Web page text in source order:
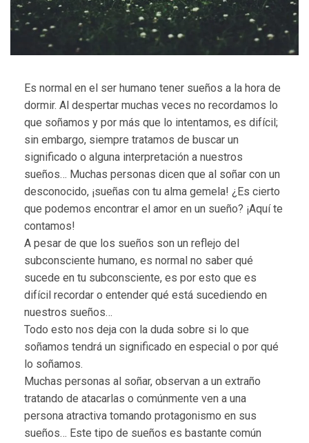
Es normal en el ser humano tener sueños a la hora de
dormir. Al despertar muchas veces no recordamos lo
que soñamos y por más que lo intentamos, es difícil;
sin embargo, siempre tratamos de buscar un
significado o alguna interpretación a nuestros
sueños… Muchas personas dicen que al soñar con un
desconocido, ¡sueñas con tu alma gemela! ¿Es cierto
que podemos encontrar el amor en un sueño? ¡Aquí te
contamos!
A pesar de que los sueños son un reflejo del
subconsciente humano, es normal no saber qué
sucede en tu subconsciente, es por esto que es
difícil recordar o entender qué está sucediendo en
nuestros sueños…
Todo esto nos deja con la duda sobre si lo que
soñamos tendrá un significado en especial o por qué
lo soñamos.
Muchas personas al soñar, observan a un extraño
tratando de atacarlas o comúnmente ven a una
persona atractiva tomando protagonismo en sus
sueños… Este tipo de sueños es bastante común